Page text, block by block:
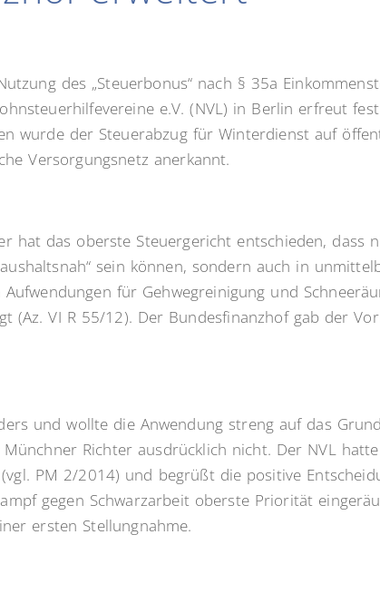
des „Steuerbonus“ nach § 35a
e.V. (NVL) in Berlin erfreut
wurde der Steuerabzug für Winterdienst auf
Versorgungsnetz anerkannt.
hat das oberste Steuergericht entschieden, dass
sein können, sondern auch in
für Gehwegreinigung und
(Az. VI R 55/12). Der Bundesfinanzhof gab der
und wollte die Anwendung streng auf das
Richter ausdrücklich nicht. Der NVL
PM 2/2014) und begrüßt die positive
gegen Schwarzarbeit oberste Priorität
ersten Stellungnahme.